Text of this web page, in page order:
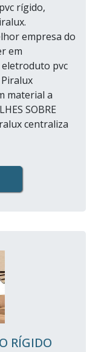
rígido,
empresa do
em
eletroduto pvc
material a
SOBRE
centraliza
RÍGIDO